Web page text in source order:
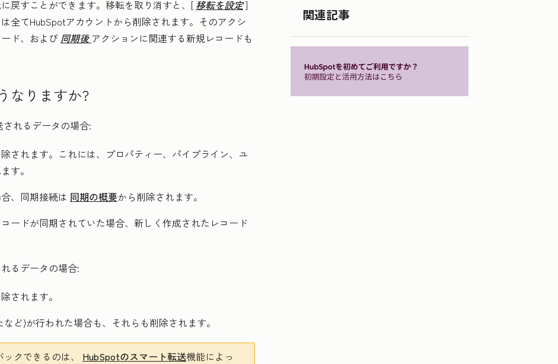
戻すことができます。移転を取り消すと、[ 移転を設定]
全てHubSpotアカウントから削除されます。そのアクシ
ド、および 同期後アクションに関連する新規レコードも
なりますか?
れるデータの場合:
されます。これには、プロパティー、パイプライン、ユ
す。
、同期接続は 同期の概要から削除されます。
ードが同期されていた場合、新しく作成されたレコード
るデータの場合:
されます。
ど)が行われた場合も、それらも削除されます。
クできるのは、 HubSpotのスマート転送機能によっ
関連記事